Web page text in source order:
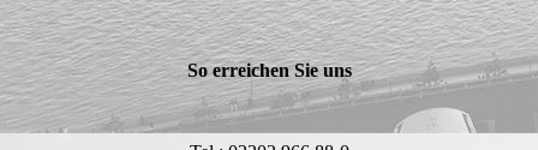
So erreichen Sie uns